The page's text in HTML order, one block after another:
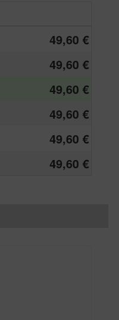
49,60 €
49,60 €
49,60 €
49,60 €
49,60 €
49,60 €